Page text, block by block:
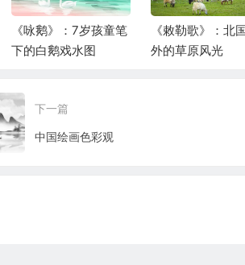
《咏鹅》：7岁孩童笔
下的白鹅戏水图
《敕勒歌》：北
外的草原风光
下一篇
中国绘画色彩观